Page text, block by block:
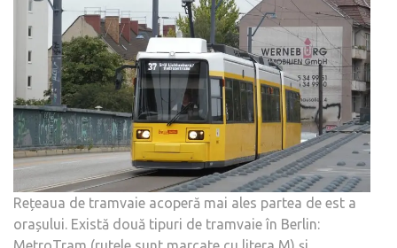
Rețeaua de tramvaie acoperă mai ales partea de est a
orașului. Există două tipuri de tramvaie în Berlin: